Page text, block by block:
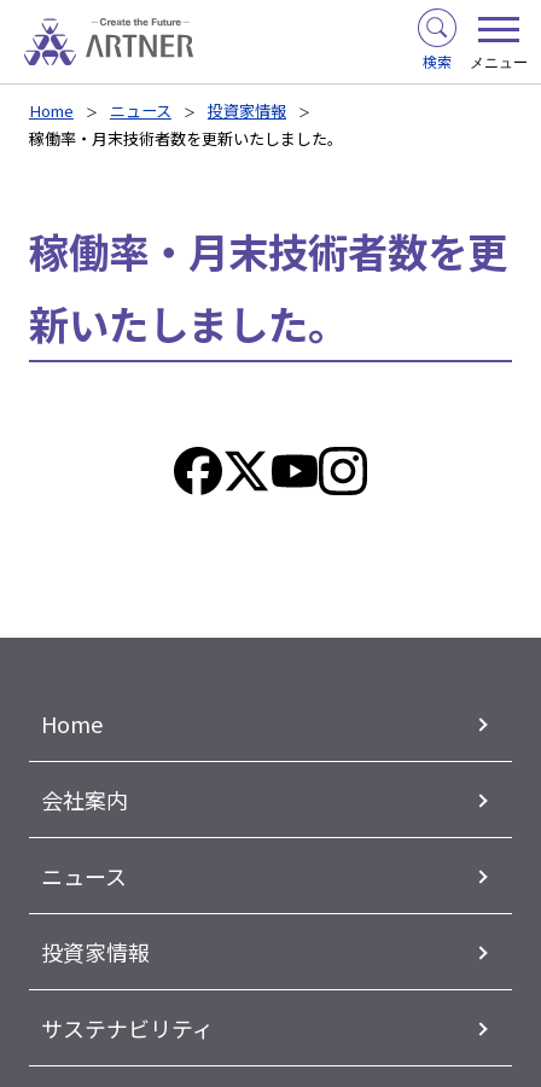
検索 メニュー
Home ニュース
投資家情報
稼働率・月末技術者数を更新いたしました。
稼働率・月末技術者数を更
新いたしました。
Home
会社案内
ニュース
投資家情報
サステナビリティ